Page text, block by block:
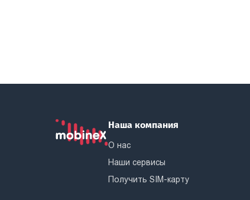
Наша компания
О нас
Наши сервисы
Получить SIM-карту